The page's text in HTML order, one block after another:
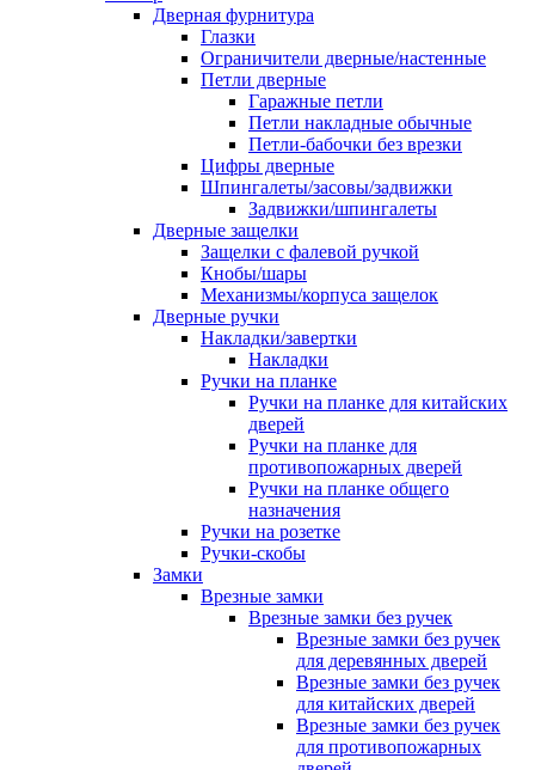
Дверная фурнитура
Глазки
Ограничители дверные/настенные
Петли дверные
Гаражные петли
Петли накладные обычные
Петли-бабочки без врезки
Цифры дверные
Шпингалеты/засовы/задвижки
Задвижки/шпингалеты
Дверные защелки
Защелки с фалевой ручкой
Кнобы/шары
Механизмы/корпуса защелок
Дверные ручки
Накладки/завертки
Накладки
Ручки на планке
Ручки на планке для китайских
дверей
Ручки на планке для
противопожарных дверей
Ручки на планке общего
назначения
Ручки на розетке
Ручки-скобы
Замки
Врезные замки
Врезные замки без ручек
Врезные замки без ручек
для деревянных дверей
Врезные замки без ручек
для китайских дверей
Врезные замки без ручек
для противопожарных